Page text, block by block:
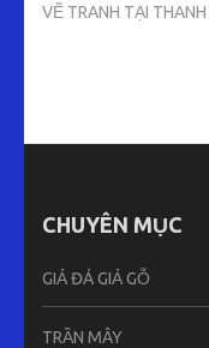
VẼ TRANH TẠI
CHUYÊN MỤC
GIẢ ĐÁ GIẢ GỖ
TRẦN MÂY